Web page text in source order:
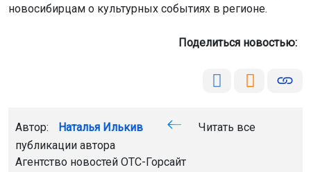
Читать все
Агентство новостей
ОТС-Горсайт
чат-бот ЕДДС СГК Новосибирск